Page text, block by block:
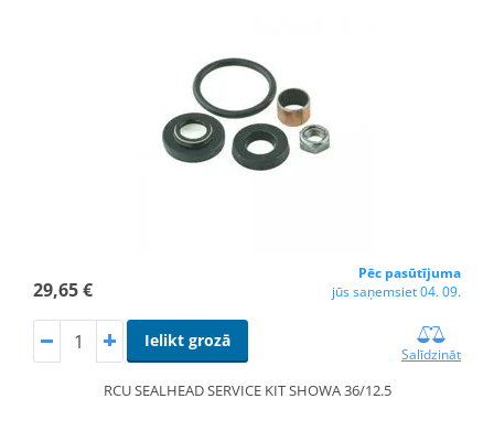
29,65 €
Pēc pasūtījuma
jūs saņemsiet 04. 09.
Ielikt grozā
Salīdzināt
RCU SEALHEAD SERVICE KIT SHOWA 36/12.5